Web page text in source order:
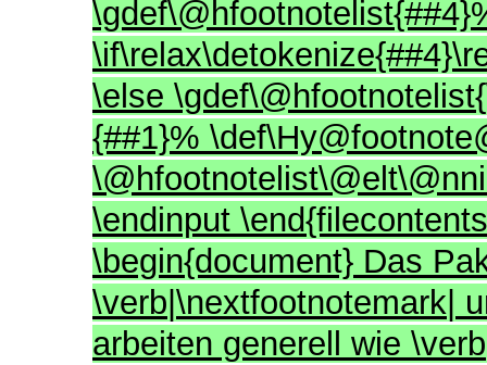
\else
{##1}%
\endinput
\begin{document} Das
\verb|\nextfootnotemark|
arbeiten generell wie